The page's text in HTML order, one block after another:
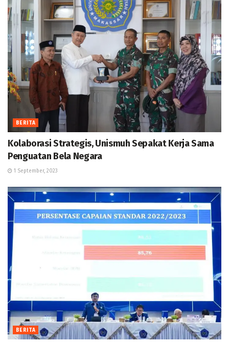
BERITA
Kolaborasi Strategis, Unismuh Sepakat Kerja Sama
Penguatan Bela Negara
1 September, 2023
BERITA